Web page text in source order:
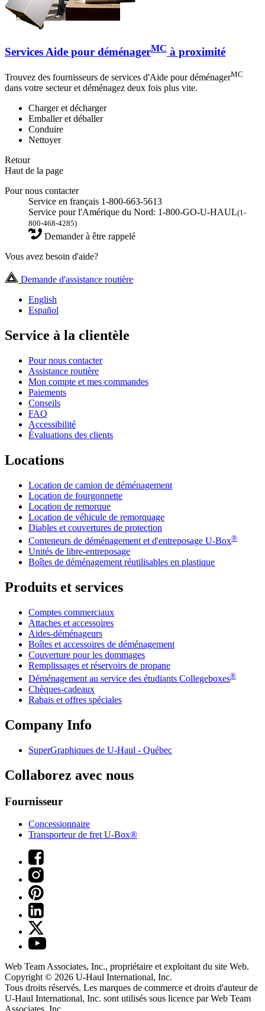
Services Aide pour déménagerMC à proximité
Trouvez des fournisseurs de services d'Aide pour déménagerMC
dans votre secteur et déménagez deux fois plus vite.
Charger et décharger
Emballer et déballer
Conduire
Nettoyer
Retour
Haut de la page
Pour nous contacter
Service en français 1-800-663-5613
Service pour l'Amérique du Nord: 1-800-GO-U-HAUL(1-
800-468-4285)
Demander à être rappelé
Vous avez besoin d'aide?
Demande d'assistance routière
English
Español
Service à la clientèle
Pour nous contacter
Assistance routière
Mon compte et mes commandes
Paiements
Conseils
FAQ
Accessibilité
Évaluations des clients
Locations
Location de camion de déménagement
Location de fourgonnette
Location de remorque
Location de véhicule de remorquage
Diables et couvertures de protection
Conteneurs de déménagement et d'entreposage U-Box®
Unités de libre-entreposage
Boîtes de déménagement réutilisables en plastique
Produits et services
Comptes commerciaux
Attaches et accessoires
Aides-déménageurs
Boîtes et accessoires de déménagement
Couverture pour les dommages
Remplissages et réservoirs de propane
Déménagement au service des étudiants Collegeboxes®
Chèques-cadeaux
Rabais et offres spéciales
Company Info
SuperGraphiques de U-Haul - Québec
Collaborez avec nous
Fournisseur
Concessionnaire
Transporteur de fret U-Box®
Web Team Associates, Inc., propriétaire et exploitant du site Web.
Copyright © 2026 U-Haul International, Inc.
Tous droits réservés. Les marques de commerce et droits d'auteur de
U-Haul International, Inc. sont utilisés sous licence par Web Team